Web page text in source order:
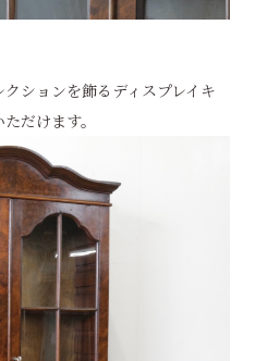
ションを飾るディスプレイキ
だけます。